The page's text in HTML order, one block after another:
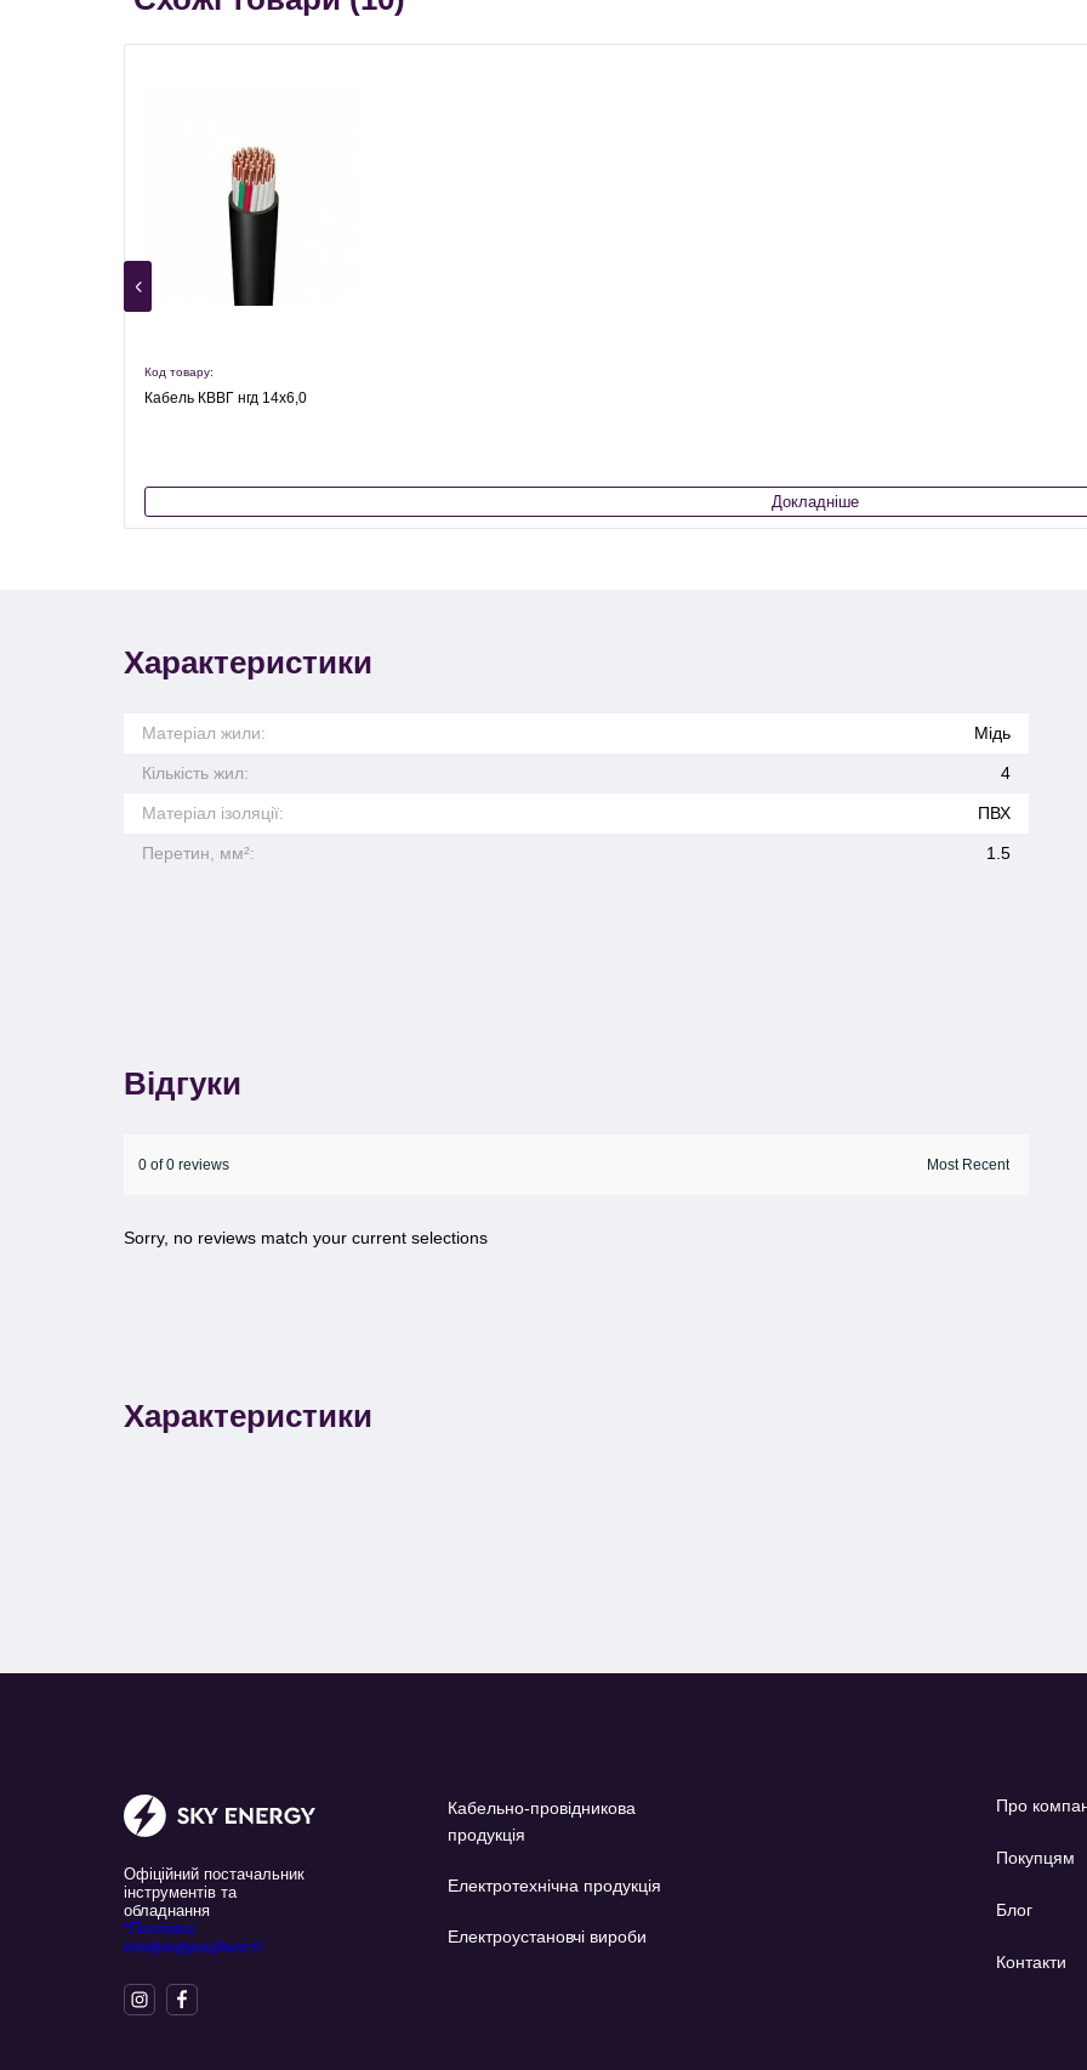
Код товару:
Кабель КВВГ нгд 14х6,0
Докладніше
Характеристики
Матеріал жили: Мідь
Кількість жил: 4
Матеріал ізоляції: ПВХ
Перетин, мм²: 1.5
Відгуки
0 of 0 reviews
Sorry, no reviews match your current selections
Характеристики
Офіційний постачальник
інструментів та
обладнання
*Політика
конфенденційності
Кабельно-провідникова
продукція
Електротехнічна продукція
Електроустановчі вироби
Про
Покупцям
Блог
Контакти